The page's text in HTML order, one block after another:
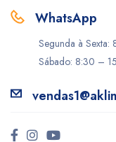
WhatsApp
Segunda à
Sábado: 8:30 –